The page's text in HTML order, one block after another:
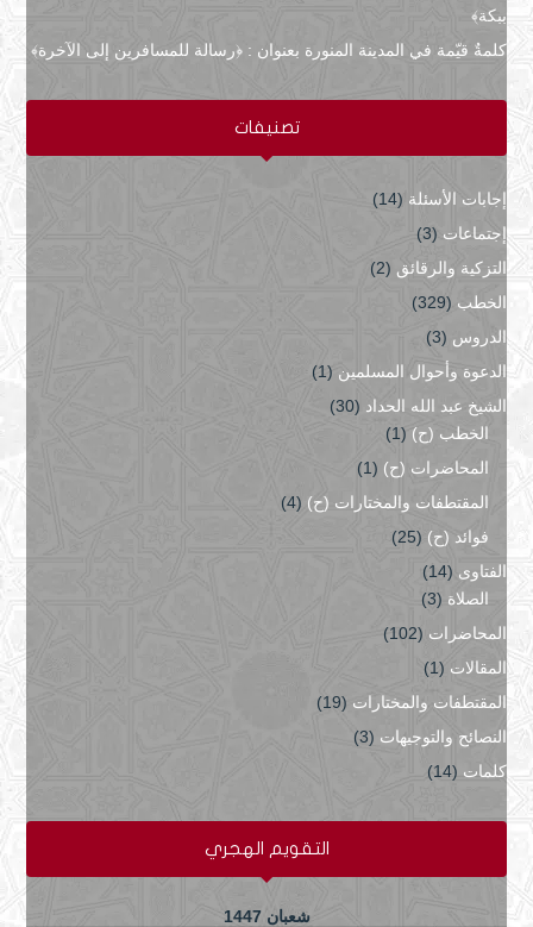
ببكة﴾
كلمةٌ قيّمة في المدينة المنورة بعنوان : ﴿رسالة للمسافرين إلى الآخرة﴾
تصنيفات
إجابات الأسئلة (14)
إجتماعات (3)
التزكية والرقائق (2)
الخطب (329)
الدروس (3)
الدعوة وأحوال المسلمين (1)
الشيخ عبد الله الحداد (30)
الخطب (ح) (1)
المحاضرات (ح) (1)
المقتطفات والمختارات (ح) (4)
فوائد (ح) (25)
الفتاوى (14)
الصلاة (3)
المحاضرات (102)
المقالات (1)
المقتطفات والمختارات (19)
النصائح والتوجيهات (3)
كلمات (14)
التقويم الهجري
شعبان 1447